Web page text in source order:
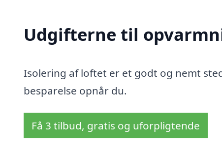
Udgifterne til
Isolering af loftet er et godt og nemt
besparelse opnår du.
Få 3 tilbud, gratis og uforpligtende